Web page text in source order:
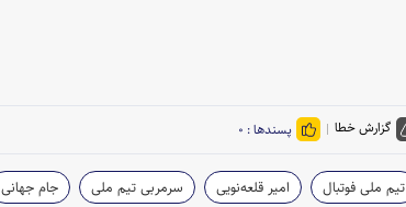
گزارش خطا پسندها : ۰
تیم ملی فوتبال امیر قلعه‌نویی سرمربی تیم ملی جام جهانی